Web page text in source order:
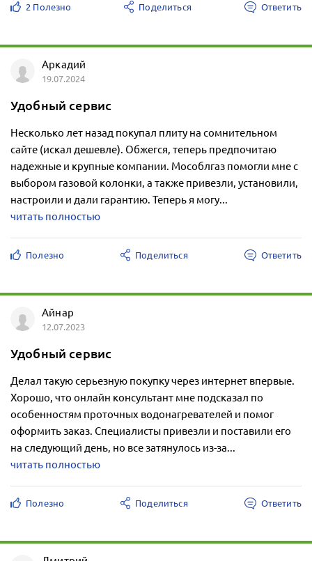
2 Полезно Поделиться Ответить
Аркадий
19.07.2024
Удобный сервис
Несколько лет назад покупал плиту на сомнительном
сайте (искал дешевле). Обжегся, теперь предпочитаю
надежные и крупные компании. Мособлгаз помогли мне с
выбором газовой колонки, а также привезли, установили,
настроили и дали гарантию. Теперь я могу...
читать полностью
Полезно Поделиться Ответить
Айнар
12.07.2023
Удобный сервис
Делал такую серьезную покупку через интернет впервые.
Хорошо, что онлайн консультант мне подсказал по
особенностям проточных водонагревателей и помог
оформить заказ. Специалисты привезли и поставили его
на следующий день, но все затянулось из-за...
читать полностью
Полезно Поделиться Ответить